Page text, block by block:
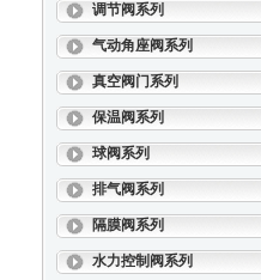
调节阀系列
气动角座阀系列
真空阀门系列
保温阀系列
球阀系列
排气阀系列
隔膜阀系列
水力控制阀系列